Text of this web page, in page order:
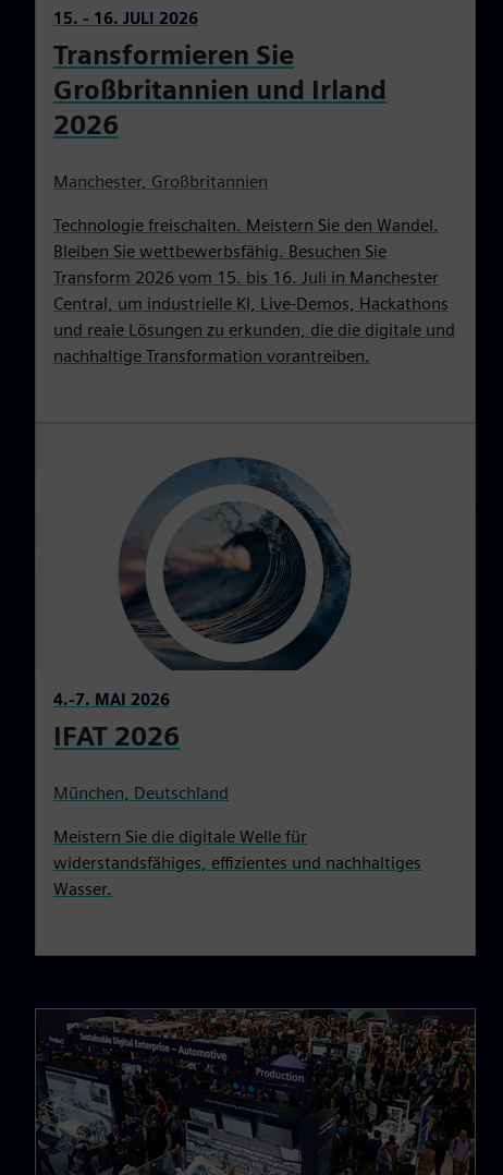
15. - 16. JULI 2026
Transformieren Sie
Großbritannien und Irland
2026
Manchester, Großbritannien
Technologie freischalten. Meistern Sie den Wandel.
Bleiben Sie wettbewerbsfähig. Besuchen Sie
Transform 2026 vom 15. bis 16. Juli in Manchester
Central, um industrielle KI, Live-Demos, Hackathons
und reale Lösungen zu erkunden, die die digitale und
nachhaltige Transformation vorantreiben.
4.-7. MAI 2026
IFAT 2026
München, Deutschland
Meistern Sie die digitale Welle für
widerstandsfähiges, effizientes und nachhaltiges
Wasser.